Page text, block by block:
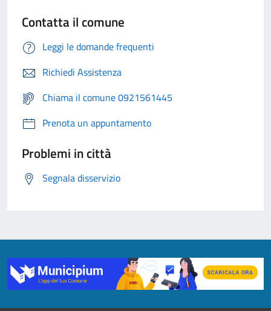
Contatta il comune
Leggi le domande frequenti
Richiedi Assistenza
Chiama il comune 0921561445
Prenota un appuntamento
Problemi in città
Segnala disservizio